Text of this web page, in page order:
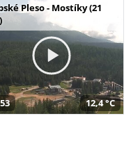
Pleso - Mostíky (21
12,4 °C